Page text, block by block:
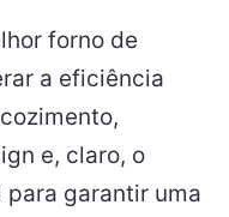
forno de
a eficiência
e, claro, o
garantir uma